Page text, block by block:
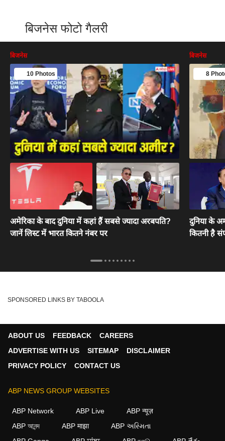
बिजनेस फोटो गैलरी
बिजनेस
10 Photos
अमेरिका के बाद दुनिया में कहां हैं सबसे ज्यादा अरबपति?
जानें लिस्ट में भारत कितने नंबर पर
बिजनेस
8
दुनिया के
कितनी है
SPONSORED LINKS BY TABOOLA
ABOUT US FEEDBACK
CAREERS
ADVERTISE WITH US
SITEMAP
DISCLAIMER
PRIVACY POLICY
CONTACT US
ABP NEWS GROUP WEBSITES
ABP Network ABP Live
ABP न्यूज़
ABP আনন্দ
ABP माझा
ABP અસ્મિતા